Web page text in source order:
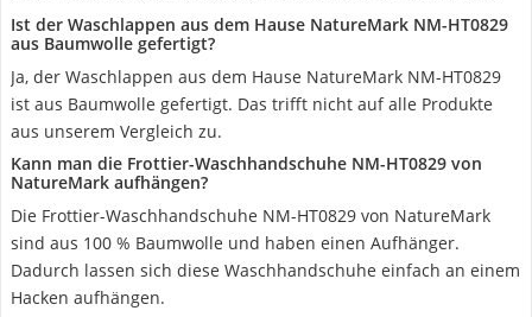
Ist der Waschlappen aus dem Hause NatureMark NM-HT0829
aus Baumwolle gefertigt?
Ja, der Waschlappen aus dem Hause NatureMark NM-HT0829
ist aus Baumwolle gefertigt. Das trifft nicht auf alle Produkte
aus unserem Vergleich zu.
Kann man die Frottier-Waschhandschuhe NM-HT0829 von
NatureMark aufhängen?
Die Frottier-Waschhandschuhe NM-HT0829 von NatureMark
sind aus 100 % Baumwolle und haben einen Aufhänger.
Dadurch lassen sich diese Waschhandschuhe einfach an einem
Hacken aufhängen.